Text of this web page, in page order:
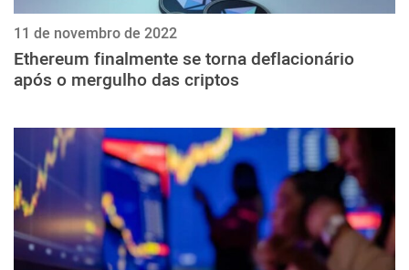
11 de novembro de 2022
Ethereum finalmente se torna deflacionário
após o mergulho das criptos